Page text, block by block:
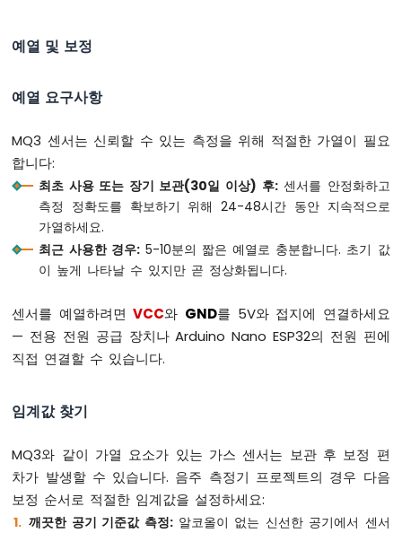
임
이
나
노
ESP32
-
딜
는
깜
박
두
노
노
ESP32
-
예열 및 보정
예열 요구사항
MQ3 센서는 신뢰할 수 있는 측정을 위해 적절한 가열이 필요
합니다:
최초 사용 또는 장기 보관(30일 이상) 후:센서를 안정화하고
측정 정확도를 확보하기 위해 24-48시간 동안 지속적으로
가열하세요.
최근 사용한 경우:5-10분의 짧은 예열로 충분합니다. 초기 값
이 높게 나타날 수 있지만 곧 정상화됩니다.
센서를 예열하려면VCC와 GND를 5V와 접지에 연결하세요
— 전용 전원 공급 장치나 Arduino Nano ESP32의 전원 핀에
직접 연결할 수 있습니다.
임계값 찾기
MQ3와 같이 가열 요소가 있는 가스 센서는 보관 후 보정 편
차가 발생할 수 있습니다. 음주 측정기 프로젝트의 경우 다음
보정 순서로 적절한 임계값을 설정하세요:
깨끗한 공기 기준값 측정:알코올이 없는 신선한 공기에서 센서